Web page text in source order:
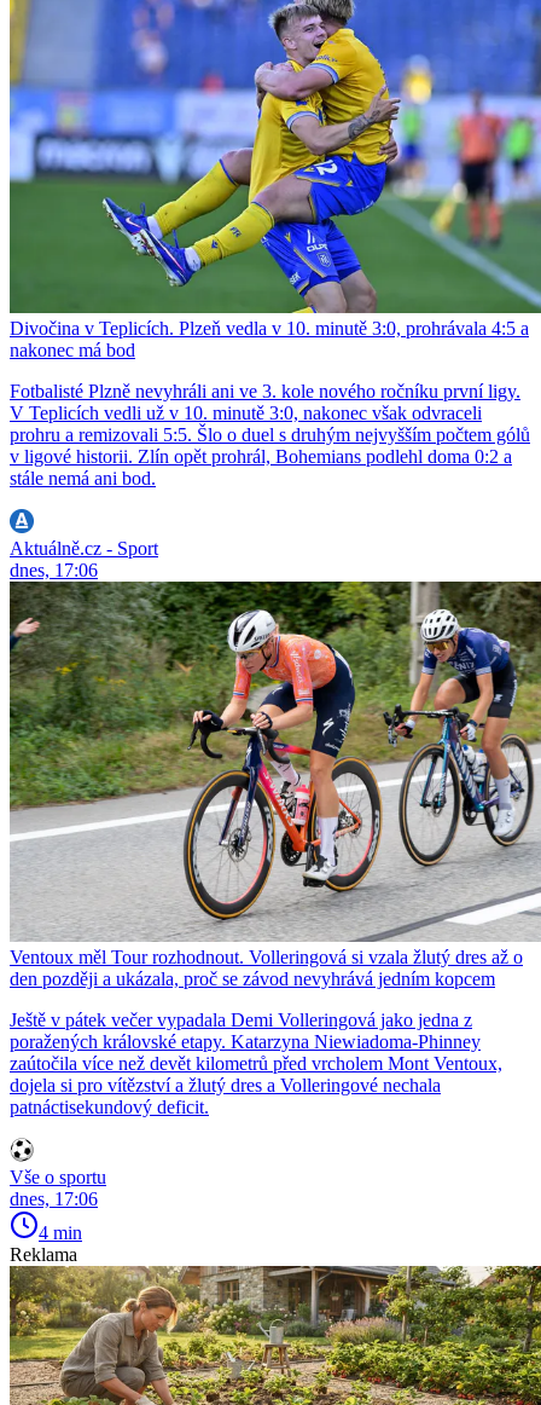
Divočina v Teplicích. Plzeň vedla v 10. minutě 3:0, prohrávala 4:5 a
nakonec má bod
Fotbalisté Plzně nevyhráli ani ve 3. kole nového ročníku první ligy.
V Teplicích vedli už v 10. minutě 3:0, nakonec však odvraceli
prohru a remizovali 5:5. Šlo o duel s druhým nejvyšším počtem gólů
v ligové historii. Zlín opět prohrál, Bohemians podlehl doma 0:2 a
stále nemá ani bod.
Aktuálně.cz - Sport
dnes, 17:06
Ventoux měl Tour rozhodnout. Volleringová si vzala žlutý dres až o
den později a ukázala, proč se závod nevyhrává jedním kopcem
Ještě v pátek večer vypadala Demi Volleringová jako jedna z
poražených královské etapy. Katarzyna Niewiadoma-Phinney
zaútočila více než devět kilometrů před vrcholem Mont Ventoux,
dojela si pro vítězství a žlutý dres a Volleringové nechala
patnáctisekundový deficit.
Vše o sportu
dnes, 17:06
4 min
Reklama